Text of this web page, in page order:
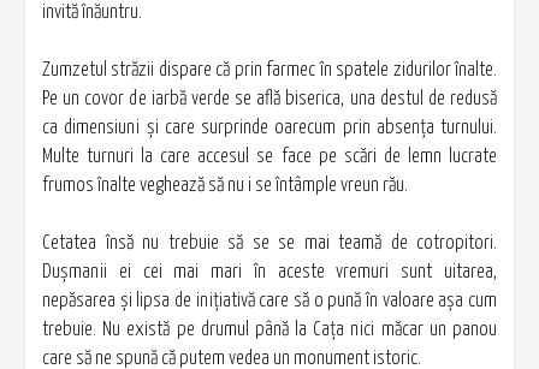
invită înăuntru.
Zumzetul străzii dispare că prin farmec în spatele zidurilor înalte.
Pe un covor de iarbă verde se află biserica, una destul de redusă
ca dimensiuni şi care surprinde oarecum prin absenţa turnului.
Multe turnuri la care accesul se face pe scări de lemn lucrate
frumos înalte veghează să nu i se întâmple vreun rău.
Cetatea însă nu trebuie să se se mai teamă de cotropitori.
Duşmanii ei cei mai mari în aceste vremuri sunt uitarea,
nepăsarea şi lipsa de iniţiativă care să o pună în valoare aşa cum
trebuie. Nu există pe drumul până la Cața nici măcar un panou
care să ne spună că putem vedea un monument istoric.